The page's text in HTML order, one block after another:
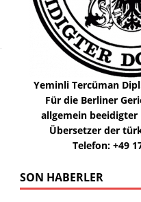
Yeminli Tercüman
Für die Berliner
allgemein
Übersetzer der
Telefon: +49
SON HABERLER